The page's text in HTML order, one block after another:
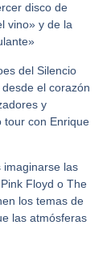
disco de
vino» y de la
del Silencio
el corazón
y
tour con Enrique
imaginarse las
Floyd o The
los temas de
las atmósferas